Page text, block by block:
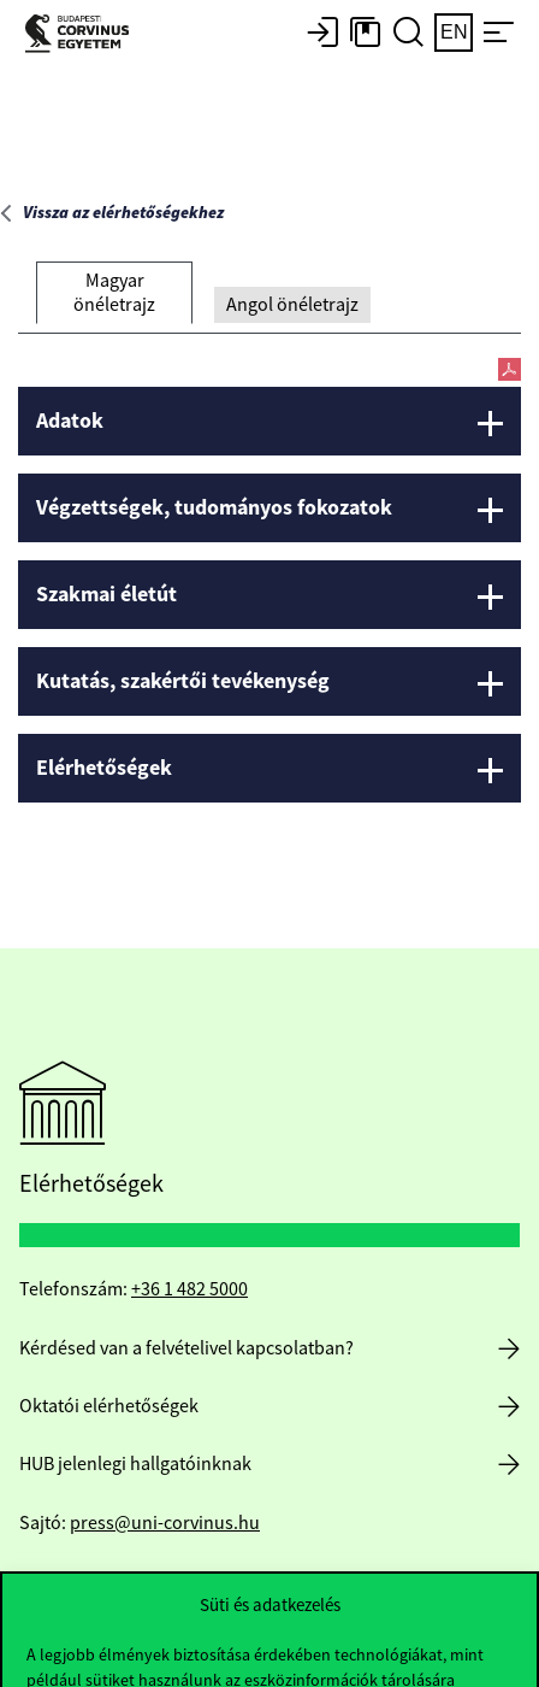
Süti és adatkezelés
A legjobb élmények biztosítása érdekében technológiákat, mint
például sütiket használunk az eszközinformációk tárolására
Főoldal
EN
Vissza az elérhetőségekhez
Magyar
önéletrajz
Angol önéletrajz
Adatok
Végzettségek, tudományos fokozatok
Szakmai életút
Kutatás, szakértői tevékenység
Elérhetőségek
Elérhetőségek
Telefonszám: +36 1 482 5000
Kérdésed van a felvételivel kapcsolatban?
Oktatói elérhetőségek
HUB jelenlegi hallgatóinknak
Sajtó: press@uni-corvinus.hu